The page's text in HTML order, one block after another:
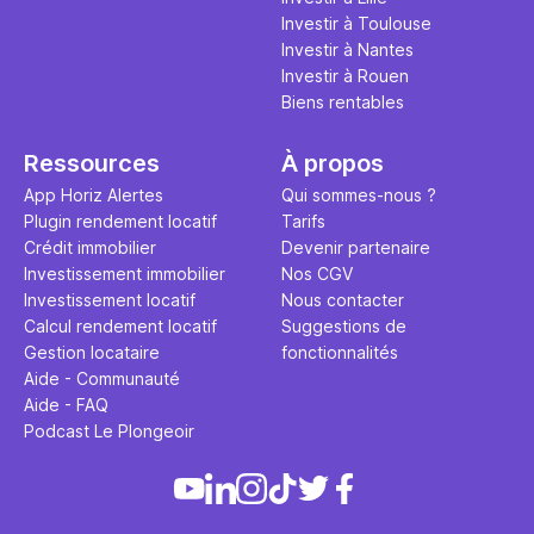
Investir à Toulouse
Investir à Nantes
Investir à Rouen
Biens rentables
Ressources
App Horiz Alertes
Plugin rendement locatif
Crédit immobilier
Investissement immobilier
Investissement locatif
Calcul rendement locatif
Gestion locataire
Aide - Communauté
Aide - FAQ
Podcast Le Plongeoir
À propos
Qui sommes-nous ?
Tarifs
Devenir partenaire
Nos CGV
Nous contacter
Suggestions de
fonctionnalités